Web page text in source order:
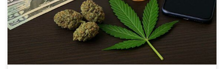
marihuany rekreacyjnej. Dzięki danym sprzedażowym zebranym
przez firmę konsultingową Headset, […]